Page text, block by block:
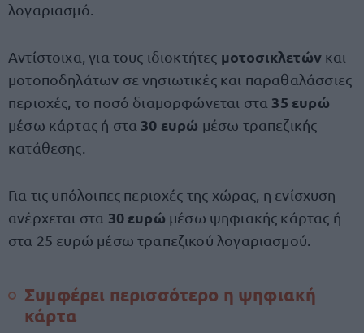
λογαριασμό.
Αντίστοιχα, για τους ιδιοκτήτες μοτοσικλετών και
μοτοποδηλάτων σε νησιωτικές και παραθαλάσσιες
περιοχές, το ποσό διαμορφώνεται στα 35 ευρώ
μέσω κάρτας ή στα 30 ευρώ μέσω τραπεζικής
κατάθεσης.
Για τις υπόλοιπες περιοχές της χώρας, η ενίσχυση
ανέρχεται στα 30 ευρώ μέσω ψηφιακής κάρτας ή
στα 25 ευρώ μέσω τραπεζικού λογαριασμού.
Συμφέρει περισσότερο η ψηφιακή
κάρτα